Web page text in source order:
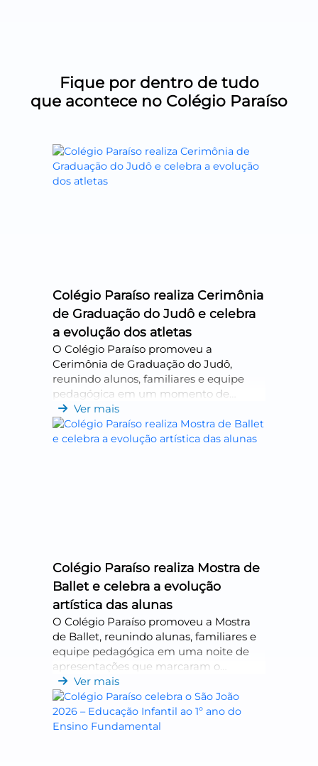
Fique por dentro de tudo
que acontece no Colégio Paraíso
Colégio Paraíso realiza Cerimônia
de Graduação do Judô e celebra
a evolução dos atletas
O Colégio Paraíso promoveu a
Cerimônia de Graduação do Judô,
reunindo alunos, familiares e equipe
pedagógica em um momento de
reconhecimento da evolução técnica e
pessoal dos atletas. A programação
marcou a conquista de novas faixas e
Ver mais
Colégio Paraíso realiza Mostra de
Ballet e celebra a evolução
artística das alunas
O Colégio Paraíso promoveu a Mostra
de Ballet, reunindo alunas, familiares e
equipe pedagógica em uma noite de
apresentações que marcaram o
encerramento do primeiro semestre. O
evento celebrou a evolução técnica e
artística das bailarinas, além de fortale
Ver mais